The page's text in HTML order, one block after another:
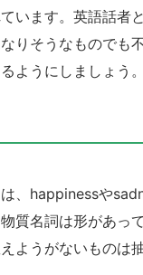
います。英語話者
りそうなものでも
ようにしましょう。
、happinessや
質名詞は形があっ
ようがないものは